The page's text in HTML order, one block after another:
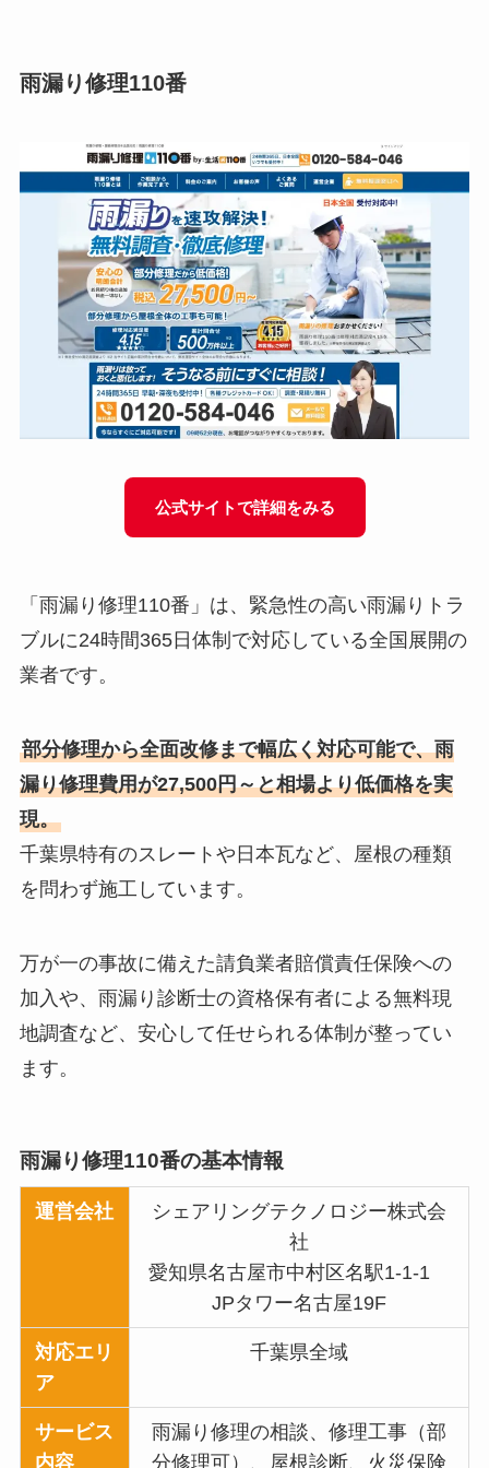
雨漏り修理110番
公式サイトで詳細をみる
「雨漏り修理110番」は、緊急性の高い雨漏りトラ
ブルに24時間365日体制で対応している全国展開の
業者です。
部分修理から全面改修まで幅広く対応可能で、雨
漏り修理費用が27,500円～と相場より低価格を実
現。
千葉県特有のスレートや日本瓦など、屋根の種類
を問わず施工しています。
万が一の事故に備えた請負業者賠償責任保険への
加入や、雨漏り診断士の資格保有者による無料現
地調査など、安心して任せられる体制が整ってい
ます。
雨漏り修理110番の基本情報
運営会社
シェアリングテクノロジー株式会
社
愛知県名古屋市中村区名駅1-1-1
JPタワー名古屋19F
対応エリ
ア
千葉県全域
サービス
内容
雨漏り修理の相談、修理工事（部
分修理可）、屋根診断、火災保険